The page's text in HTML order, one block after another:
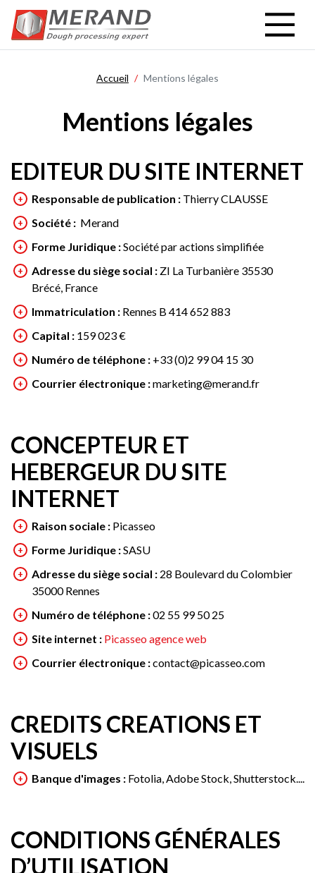
Aller
contenu
Accueil Mentions légales
Mentions légales
EDITEUR DU SITE INTERNET
Responsable de publication : Thierry CLAUSSE
Société : Merand
Forme Juridique :Société par actions simplifiée
Adresse du siège social : ZI La Turbanière 35530
Brécé, France
Immatriculation : Rennes B 414 652 883
Capital : 159 023 €
Numéro de téléphone : +33 (0)2 99 04 15 30
Courrier électronique :marketing@merand.fr
CONCEPTEUR ET
HEBERGEUR DU SITE
INTERNET
Raison sociale : Picasseo
Forme Juridique :SASU
Adresse du siège social : 28 Boulevard du Colombier
35000 Rennes
Numéro de téléphone :02 55 99 50 25
Site internet : Picasseo agence web
Courrier électronique :contact@picasseo.com
CREDITS CREATIONS ET
VISUELS
Banque d'images : Fotolia, Adobe Stock, Shutterstock....
CONDITIONS GÉNÉRALES
D’UTILISATION